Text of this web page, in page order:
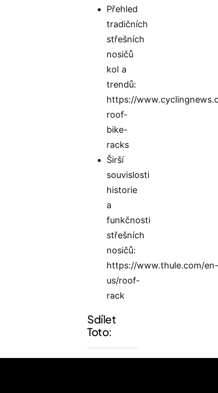
Přehled
tradičních
střešních
nosičů
kol a
trendů:
https://
roof-
bike-
racks
Širší
souvislosti
historie
a
funkčnosti
střešních
nosičů:
https://www.thule.com/
us/roof-
rack
Sdílet
Toto: